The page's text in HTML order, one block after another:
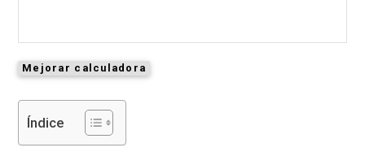
Mejorar calculadora
Índice